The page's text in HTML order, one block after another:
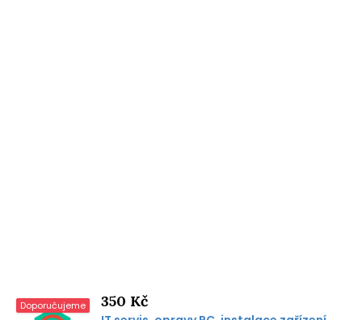
Doporučujeme 350 Kč